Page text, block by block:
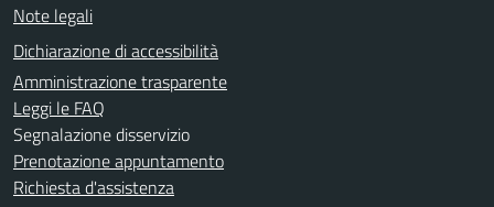
Note legali
Dichiarazione di accessibilità
Amministrazione trasparente
Leggi le FAQ
Segnalazione disservizio
Prenotazione appuntamento
Richiesta d'assistenza